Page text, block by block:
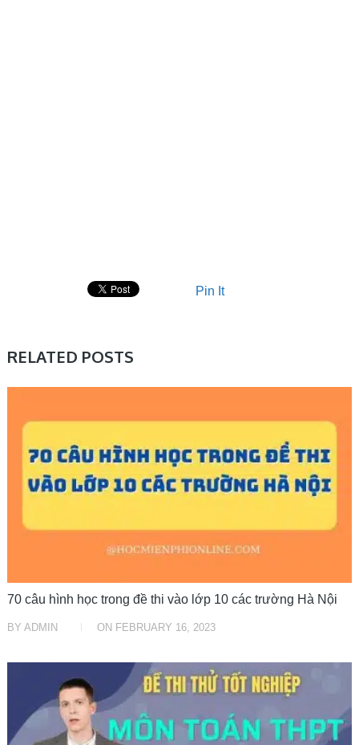
Pin It
RELATED POSTS
70 câu hình học trong đề thi vào lớp 10 các trường Hà Nội
BY ADMIN ON FEBRUARY 16, 2023